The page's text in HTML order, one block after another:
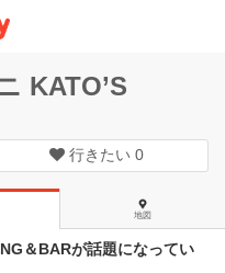
KATO’S
行きたい 0
地図
＆BARが話題になってい